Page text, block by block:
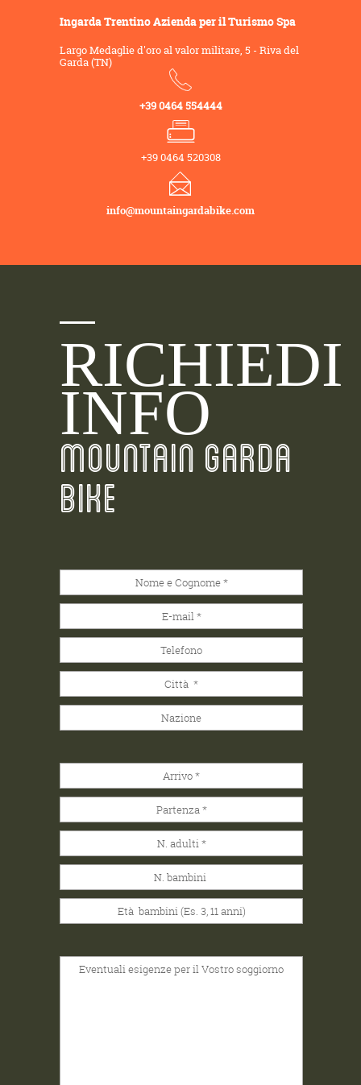
Ingarda Trentino Azienda per il Turismo Spa
Largo Medaglie d'oro al valor militare, 5 - Riva del
Garda (TN)
+39 0464 554444
+39 0464 520308
info@mountaingardabike.com
RICHIEDI
INFO
MOUNTAIN GARDA
BIKE